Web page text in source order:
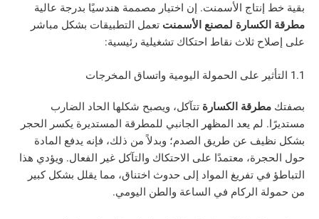
الأسمنت. إن اختيار مصممة هندسيًا بدرجة عالية
لمصنع الأسمنتتعمل التطبيقات بشكل مباشر
ثلاث نقاط احتكاك تشغيلية رئيسية:
الكسارةتتآكل، ويصبح شكلها الحاد الضارب
يعد المظهر الجانبي للمطرقة المستديرة يكسر الحجر
عن طريق الصدم؛ وبدلاً من ذلك، فإنه يدفع المادة
معتمدًا على الاحتكاك والتآكل غير الفعال. ويؤدي هذا
تفريغ المواد إلى حدوث اختناق، مما يقلل بشكل كبير
في الساعة والطن اليومي.